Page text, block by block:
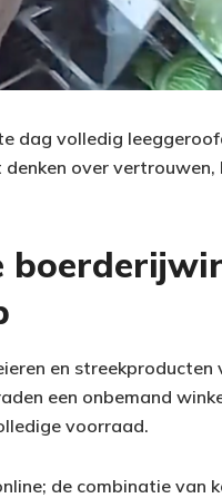
dag volledig
over
en streekproducten
een onbemand
voorraad.
de combinatie van